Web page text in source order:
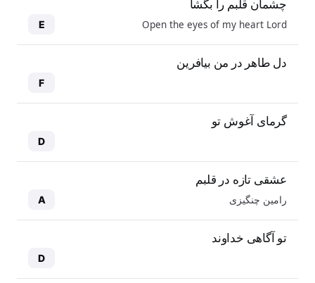
چشمان قلبم را بگشا
Open the eyes of my heart Lord
E
دل طاهر در من بیافرین
F
گرمای آغوش تو
D
عشقی تازه در قلبم
رامین چنگیزی A
تو آگاهی خداوند
D